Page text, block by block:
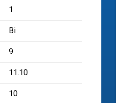
1
Bi
9
11.10
10